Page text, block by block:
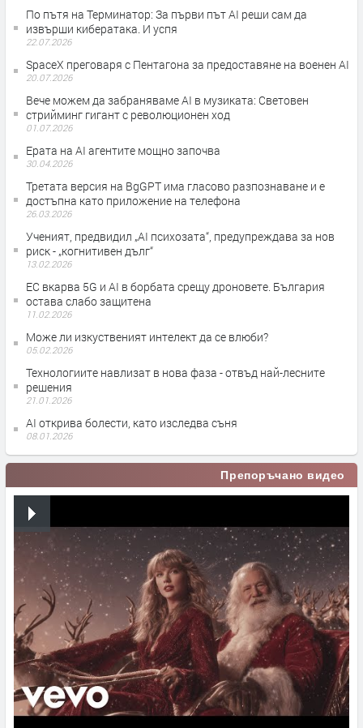
По пътя на Терминатор: За първи път AI реши сам да
извърши кибератака. И успя
22.07.2026
SpaceX преговаря с Пентагона за предоставяне на военен AI
20.07.2026
Вече можем да забраняваме AI в музиката: Световен
стрийминг гигант с революционен ход
01.07.2026
Ерата на АI агентите мощно започва
30.04.2026
Третата версия на BgGPT има гласово разпознаване и е
достъпна като приложение на телефона
26.03.2026
Ученият, предвидил „AI психозата“, предупреждава за нов
риск - „когнитивен дълг“
13.02.2026
ЕС вкарва 5G и AI в борбата срещу дроновете. България
остава слабо защитена
11.02.2026
Може ли изкуственият интелект да се влюби?
05.02.2026
Технологиите навлизат в нова фаза - отвъд най-лесните
решения
21.01.2026
AI открива болести, като изследва съня
08.01.2026
Препоръчано видео